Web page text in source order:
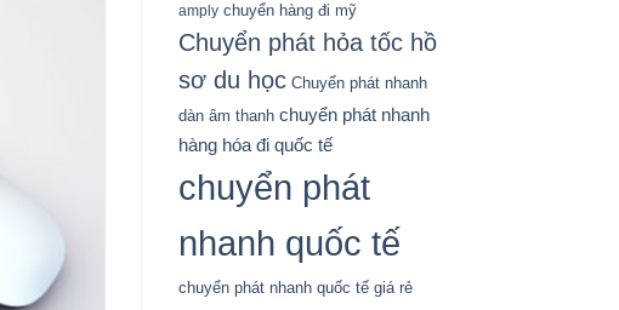
amply chuyển hàng đi mỹ
Chuyển phát hỏa tốc hồ
sơ du học Chuyển phát nhanh
dàn âm thanh chuyển phát nhanh
hàng hóa đi quốc tế
chuyển phát
nhanh quốc tế
chuyển phát nhanh quốc tế giá rẻ